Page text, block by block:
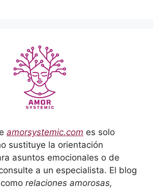
amorsystemic.com es solo
sustituye la orientación
asuntos emocionales o de
a un especialista. El blog
relaciones amorosas,